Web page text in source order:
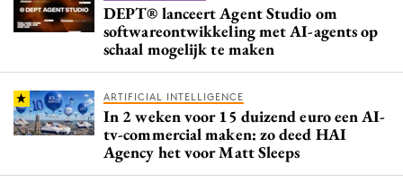
DEPT® lanceert Agent Studio om
softwareontwikkeling met AI-agents op
schaal mogelijk te maken
ARTIFICIAL INTELLIGENCE
In 2 weken voor 15 duizend euro een AI-
tv-commercial maken: zo deed HAI
Agency het voor Matt Sleeps